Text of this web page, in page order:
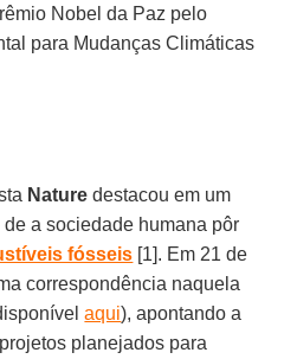
Nobel da Paz pelo
para Mudanças Climáticas
Nature destacou em um
a sociedade humana pôr
fósseis [1]. Em 21 de
correspondência naquela
aqui), apontando a
planejados para